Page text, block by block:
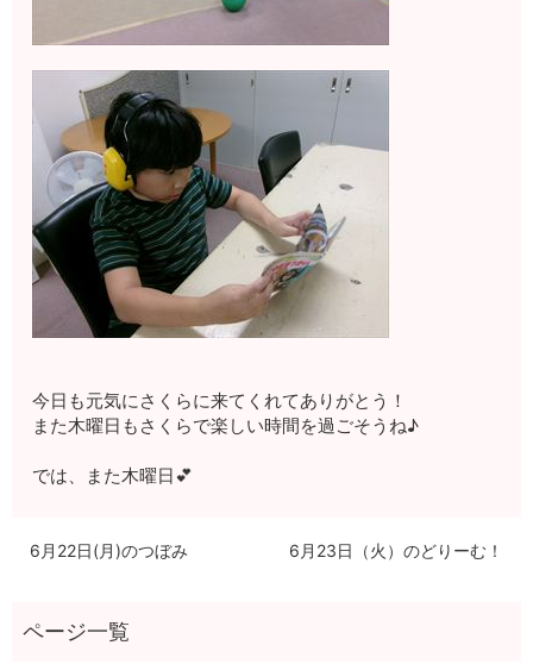
今日も元気にさくらに来てくれてありがとう！
また木曜日もさくらで楽しい時間を過ごそうね♪
では、また木曜日💕
6月22日(月)のつぼみ 6月23日（火）のどりーむ！